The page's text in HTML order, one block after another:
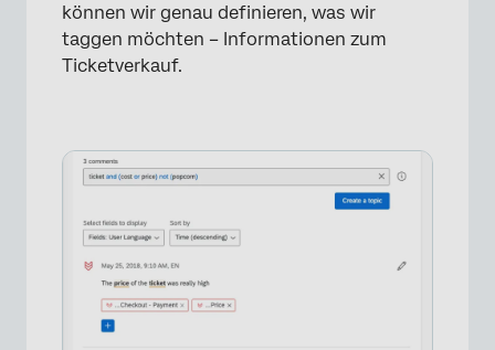
können wir genau definieren, was wir
taggen möchten – Informationen zum
Ticketverkauf.